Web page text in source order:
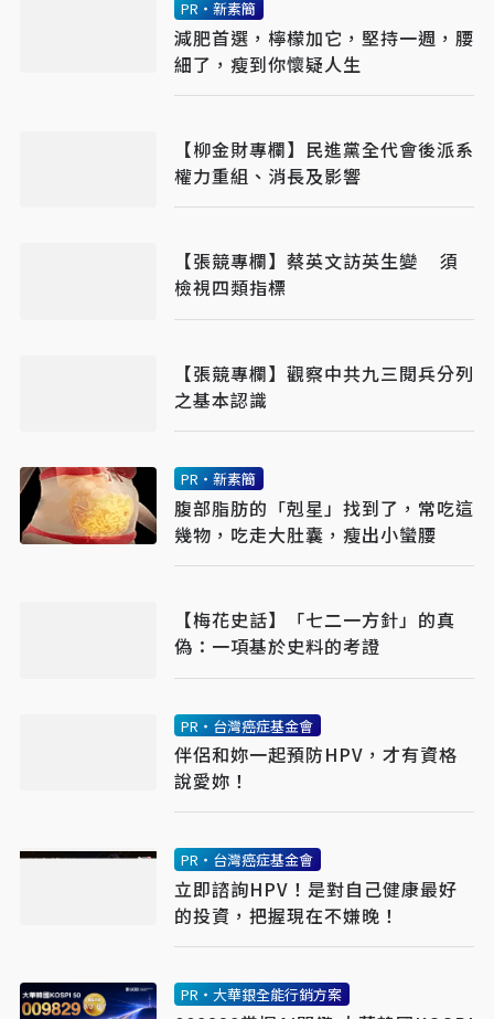
PR・新素簡
減肥首選，檸檬加它，堅持一週，腰
細了，瘦到你懷疑人生
【柳金財專欄】民進黨全代會後派系
權力重組、消長及影響
【張競專欄】蔡英文訪英生變 須
檢視四類指標
【張競專欄】觀察中共九三閱兵分列
之基本認識
PR・新素簡
腹部脂肪的「剋星」找到了，常吃這
幾物，吃走大肚囊，瘦出小蠻腰
【梅花史話】「七二一方針」的真
偽：一項基於史料的考證
PR・台灣癌症基金會
伴侶和妳一起預防HPV，才有資格
說愛妳！
PR・台灣癌症基金會
立即諮詢HPV！是對自己健康最好
的投資，把握現在不嫌晚！
PR・大華銀全能行銷方案